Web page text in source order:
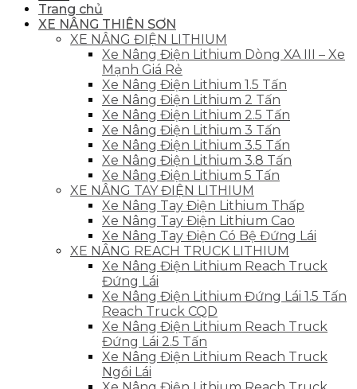
Trang chủ
XE NÂNG THIÊN SƠN
XE NÂNG ĐIỆN LITHIUM
Xe Nâng Điện Lithium Dòng XA III – Xe
Mạnh Giá Rẻ
Xe Nâng Điện Lithium 1.5 Tấn
Xe Nâng Điện Lithium 2 Tấn
Xe Nâng Điện Lithium 2.5 Tấn
Xe Nâng Điện Lithium 3 Tấn
Xe Nâng Điện Lithium 3.5 Tấn
Xe Nâng Điện Lithium 3.8 Tấn
Xe Nâng Điện Lithium 5 Tấn
XE NÂNG TAY ĐIỆN LITHIUM
Xe Nâng Tay Điện Lithium Thấp
Xe Nâng Tay Điện Lithium Cao
Xe Nâng Tay Điện Có Bệ Đứng Lái
XE NÂNG REACH TRUCK LITHIUM
Xe Nâng Điện Lithium Reach Truck
Đứng Lái
Xe Nâng Điện Lithium Đứng Lái 1.5 Tấn
Reach Truck CQD
Xe Nâng Điện Lithium Reach Truck
Đứng Lái 2.5 Tấn
Xe Nâng Điện Lithium Reach Truck
Ngồi Lái